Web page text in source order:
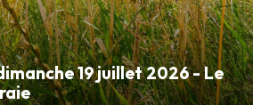
19 juillet 2026 - Le